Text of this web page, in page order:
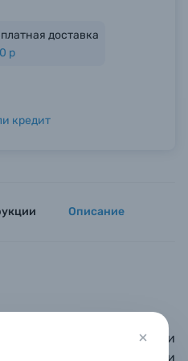
товары)
доставка
р
кредит
Описание
фотоальбом с белыми
от кислот бумаги